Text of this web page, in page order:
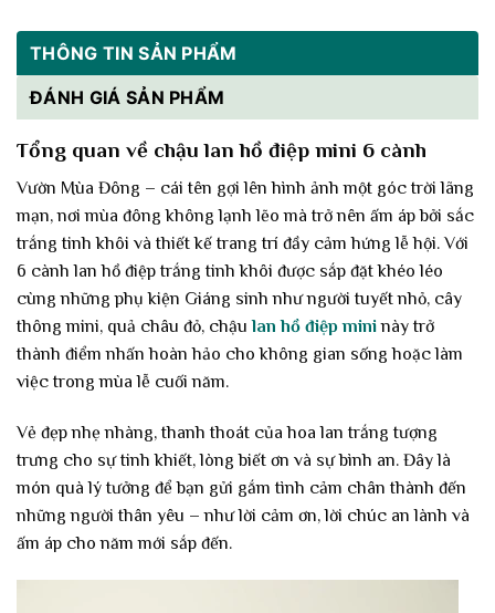
THÔNG TIN SẢN PHẨM
ĐÁNH GIÁ SẢN PHẨM
Tổng quan về chậu lan hồ điệp mini 6 cành
Vườn Mùa Đông – cái tên gợi lên hình ảnh một góc trời lãng
mạn, nơi mùa đông không lạnh lẽo mà trở nên ấm áp bởi sắc
trắng tinh khôi và thiết kế trang trí đầy cảm hứng lễ hội. Với
6 cành lan hồ điệp trắng tinh khôi được sắp đặt khéo léo
cùng những phụ kiện Giáng sinh như người tuyết nhỏ, cây
thông mini, quả châu đỏ, chậulan hồ điệp mininày trở
thành điểm nhấn hoàn hảo cho không gian sống hoặc làm
việc trong mùa lễ cuối năm.
Vẻ đẹp nhẹ nhàng, thanh thoát của hoa lan trắng tượng
trưng cho sự tinh khiết, lòng biết ơn và sự bình an. Đây là
món quà lý tưởng để bạn gửi gắm tình cảm chân thành đến
những người thân yêu – như lời cảm ơn, lời chúc an lành và
ấm áp cho năm mới sắp đến.